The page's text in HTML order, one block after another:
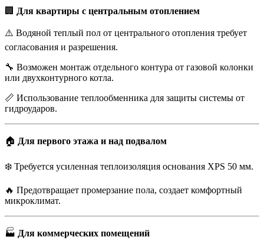
🏢 Для квартиры с центральным отоплением
⚠️ Водяной теплый пол от центрального отопления требует
согласования и разрешения.
🔧 Возможен монтаж отдельного контура от газовой колонки
или двухконтурного котла.
📏 Использование теплообменника для защиты системы от
гидроударов.
🏠 Для первого этажа и над подвалом
❄️ Требуется усиленная теплоизоляция основания XPS 50 мм.
🔥 Предотвращает промерзание пола, создает комфортный
микроклимат.
🏭 Для коммерческих помещений